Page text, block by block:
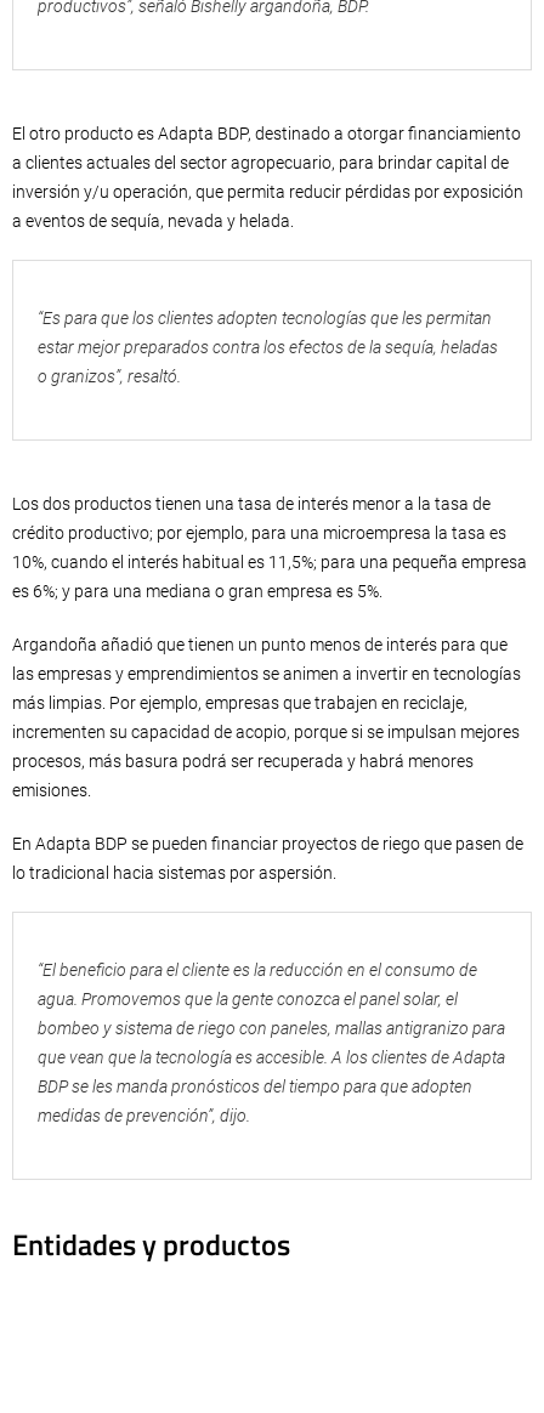
productivos”, señaló Bishelly argandoña, BDP.
El otro producto es Adapta BDP, destinado a otorgar financiamiento
a clientes actuales del sector agropecuario, para brindar capital de
inversión y/u operación, que permita reducir pérdidas por exposición
a eventos de sequía, nevada y helada.
“Es para que los clientes adopten tecnologías que les permitan
estar mejor preparados contra los efectos de la sequía, heladas
o granizos”, resaltó.
Los dos productos tienen una tasa de interés menor a la tasa de
crédito productivo; por ejemplo, para una microempresa la tasa es
10%, cuando el interés habitual es 11,5%; para una pequeña empresa
es 6%; y para una mediana o gran empresa es 5%.
Argandoña añadió que tienen un punto menos de interés para que
las empresas y emprendimientos se animen a invertir en tecnologías
más limpias. Por ejemplo, empresas que trabajen en reciclaje,
incrementen su capacidad de acopio, porque si se impulsan mejores
procesos, más basura podrá ser recuperada y habrá menores
emisiones.
En Adapta BDP se pueden financiar proyectos de riego que pasen de
lo tradicional hacia sistemas por aspersión.
“El beneficio para el cliente es la reducción en el consumo de
agua. Promovemos que la gente conozca el panel solar, el
bombeo y sistema de riego con paneles, mallas antigranizo para
que vean que la tecnología es accesible. A los clientes de Adapta
BDP se les manda pronósticos del tiempo para que adopten
medidas de prevención”, dijo.
Entidades y productos